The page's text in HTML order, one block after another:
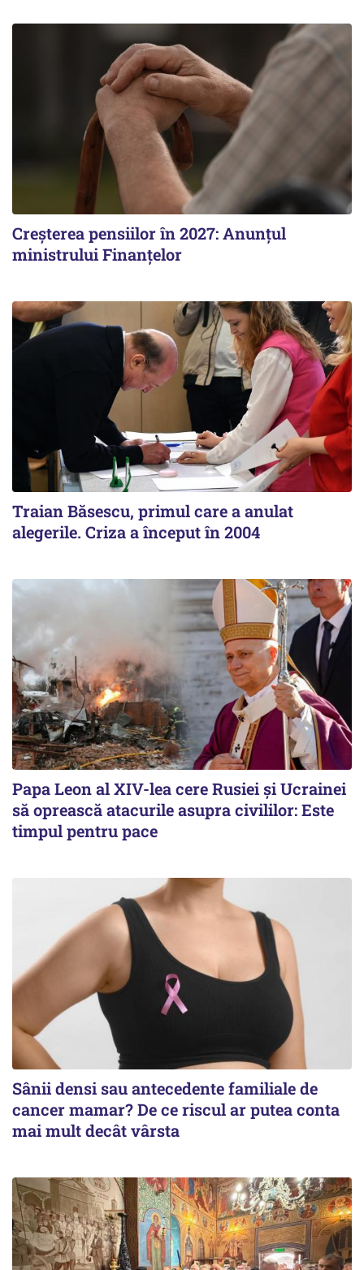
Creșterea pensiilor în 2027: Anunțul
ministrului Finanțelor
Traian Băsescu, primul care a anulat
alegerile. Criza a început în 2004
Papa Leon al XIV-lea cere Rusiei și Ucrainei
să oprească atacurile asupra civililor: Este
timpul pentru pace
Sânii densi sau antecedente familiale de
cancer mamar? De ce riscul ar putea conta
mai mult decât vârsta